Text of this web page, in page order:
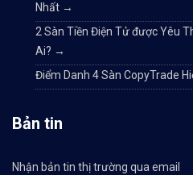
Nhất →
2 Sàn Tiền Điện Tử được Yêu
Ai? →
Điểm Danh 4 Sàn CopyTrade
Bản tin
Nhận bản tin thị trường qua email